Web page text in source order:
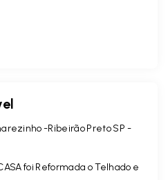
-Ribeirão Preto SP -
foi Reformada o Telhado e